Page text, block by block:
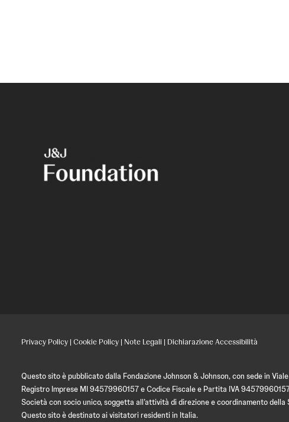
Privacy Policy | Cookie Policy | Note Legali | Dichiarazione Accessibilità
Questo sito è pubblicato dalla Fondazione Johnson & Johnson, con sede in
Registro Imprese MI 94579960157 e Codice Fiscale e Partita IVA
Società con socio unico, soggetta all’attività di direzione e coordinamento della
Questo sito è destinato ai visitatori residenti in Italia.